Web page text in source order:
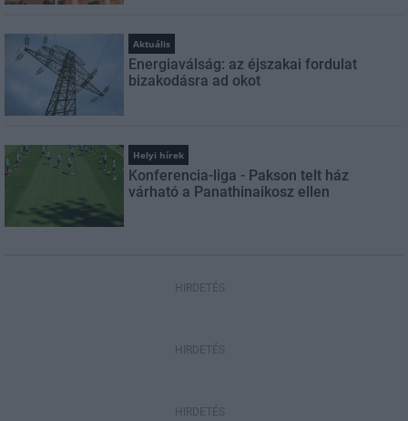
Aktuális
Energiaválság: az éjszakai fordulat
bizakodásra ad okot
Helyi hírek
Konferencia-liga - Pakson telt ház
várható a Panathinaikosz ellen
HIRDETÉS
HIRDETÉS
HIRDETÉS